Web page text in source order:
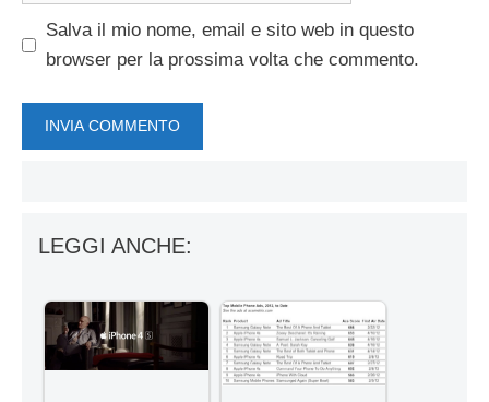
Salva il mio nome, email e sito web in questo
browser per la prossima volta che commento.
LEGGI ANCHE: